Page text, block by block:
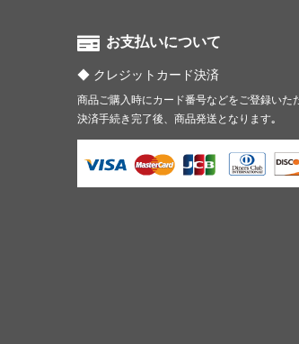
お支払いについて
クレジットカード決済
商品ご購入時にカード番号などをご登録いた
決済手続き完了後、商品発送となります｡